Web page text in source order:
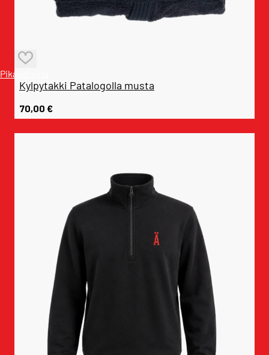
Pikakatselu
Kylpytakki Patalogolla musta
70,00 €